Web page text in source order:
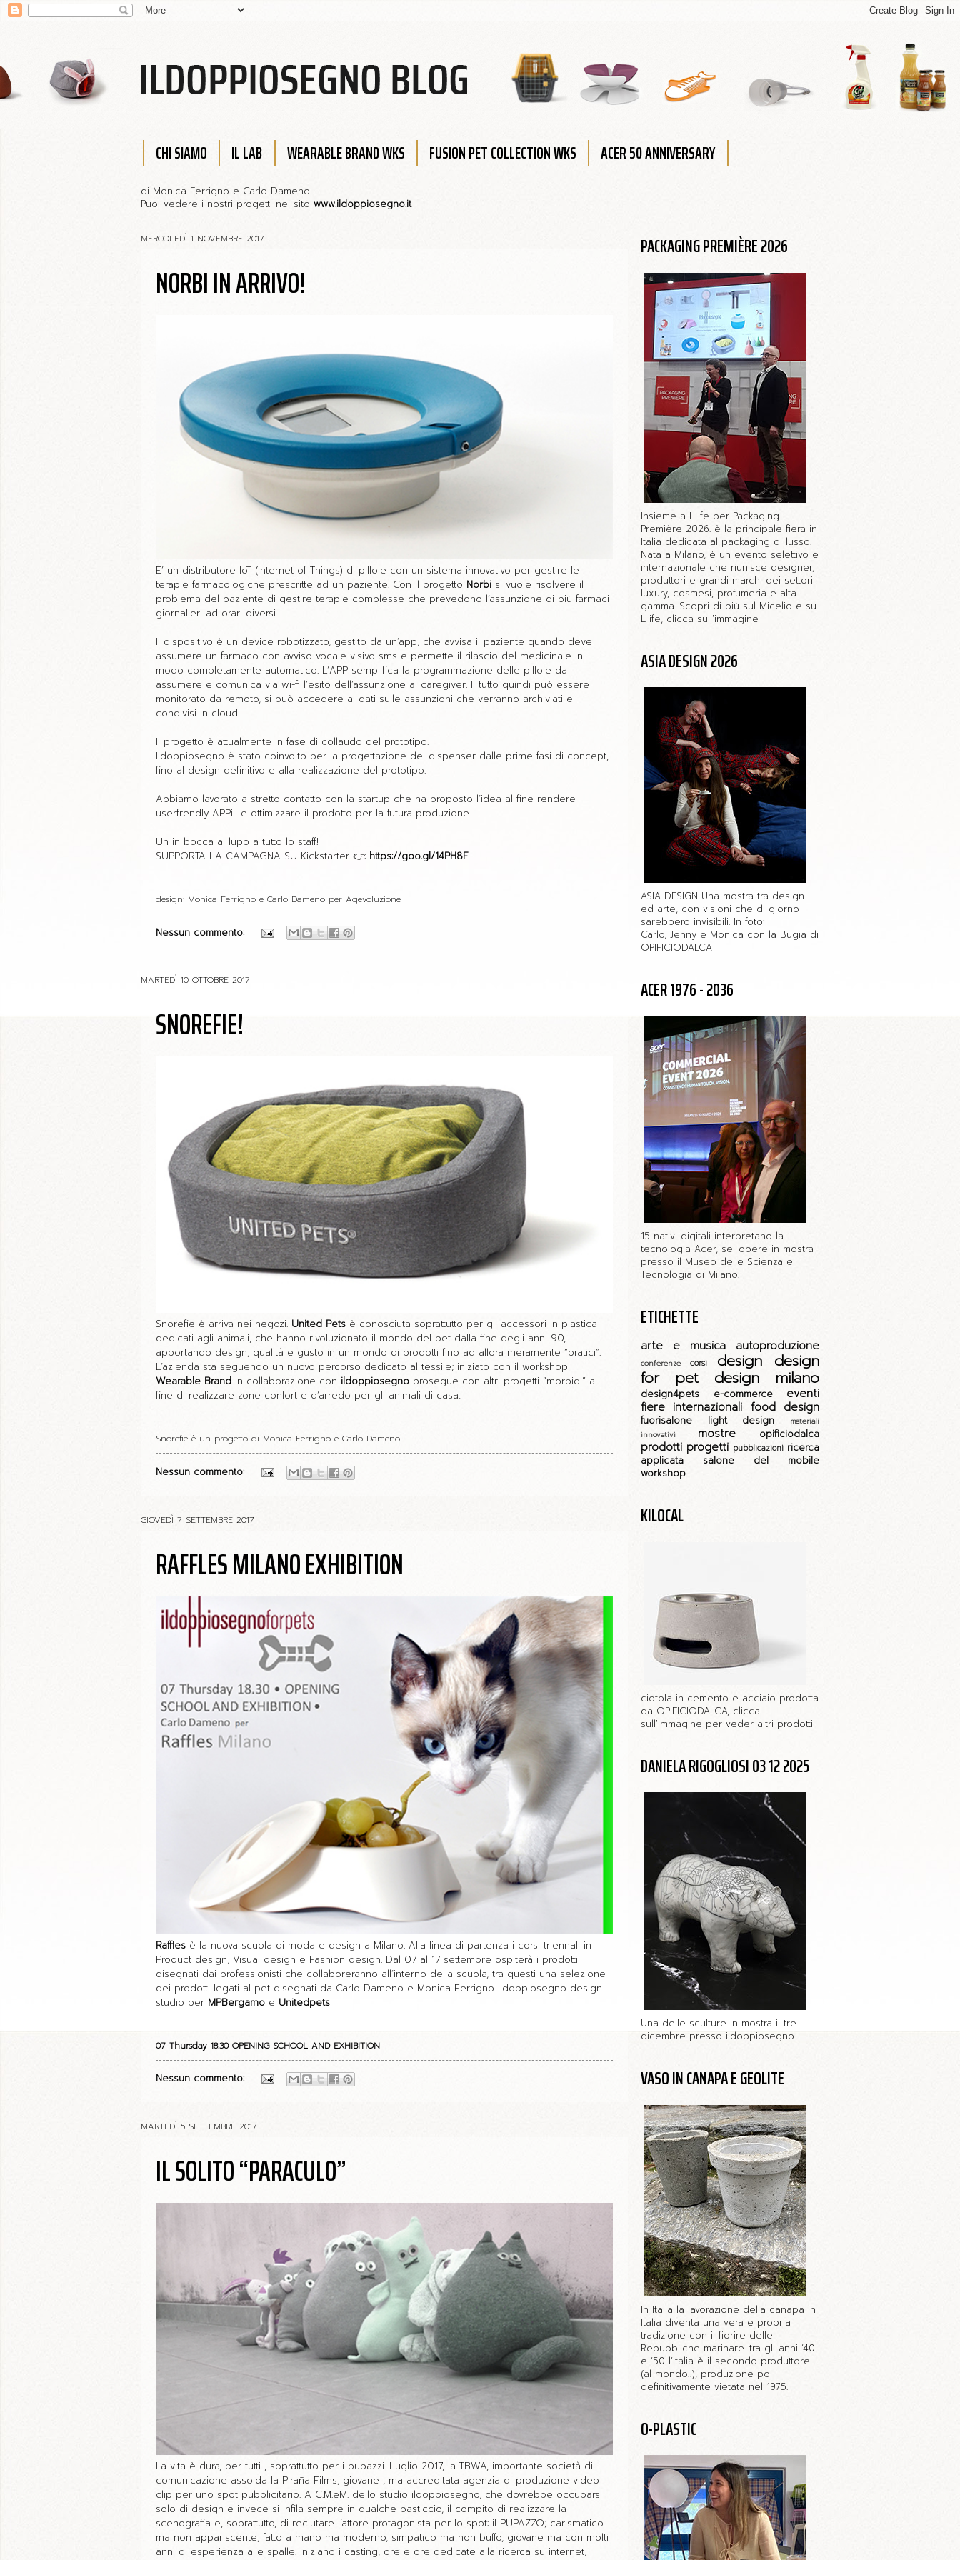
CHI SIAMO IL LAB WEARABLE BRAND WKS FUSION PET COLLECTION WKS ACER 50 ANNIVERSARY
di Monica Ferrigno e Carlo Dameno.
Puoi vedere i nostri progetti nel sito www.ildoppiosegno.it
MERCOLEDÌ 1 NOVEMBRE 2017
NORBI IN ARRIVO!
E’ un distributore IoT (Internet of Things) di pillole con un sistema innovativo per gestire le
terapie farmacologiche prescritte ad un paziente. Con il progetto Norbi si vuole risolvere il
problema del paziente di gestire terapie complesse che prevedono l’assunzione di più farmaci
giornalieri ad orari diversi
Il dispositivo è un device robotizzato, gestito da un’app, che avvisa il paziente quando deve
assumere un farmaco con avviso vocale-visivo-sms e permette il rilascio del medicinale in
modo completamente automatico. L’APP semplifica la programmazione delle pillole da
assumere e comunica via wi-fi l’esito dell’assunzione al caregiver. Il tutto quindi può essere
monitorato da remoto, si può accedere ai dati sulle assunzioni che verranno archiviati e
condivisi in cloud.
Il progetto è attualmente in fase di collaudo del prototipo.
Ildoppiosegno è stato coinvolto per la progettazione del dispenser dalle prime fasi di concept,
fino al design definitivo e alla realizzazione del prototipo.
Abbiamo lavorato a stretto contatto con la startup che ha proposto l’idea al fine rendere
userfrendly APPill e ottimizzare il prodotto per la futura produzione.
Un in bocca al lupo a tutto lo staff!
SUPPORTA LA CAMPAGNA SU Kickstarter 👉: https://goo.gl/14PH8F
design: Monica Ferrigno e Carlo Dameno per Agevoluzione
Nessun commento:
MARTEDÌ 10 OTTOBRE 2017
SNOREFIE!
Snorefie è arriva nei negozi. United Pets è conosciuta soprattutto per gli accessori in plastica
dedicati agli animali, che hanno rivoluzionato il mondo del pet dalla fine degli anni 90,
apportando design, qualità e gusto in un mondo di prodotti fino ad allora meramente “pratici”.
L’azienda sta seguendo un nuovo percorso dedicato al tessile; iniziato con il workshop
Wearable Brand in collaborazione con ildoppiosegno prosegue con altri progetti “morbidi” al
fine di realizzare zone confort e d’arredo per gli animali di casa..
Snorefie è un progetto di Monica Ferrigno e Carlo Dameno
Nessun commento:
GIOVEDÌ 7 SETTEMBRE 2017
RAFFLES MILANO EXHIBITION
Raffles è la nuova scuola di moda e design a Milano. Alla linea di partenza i corsi triennali in
Product design, Visual design e Fashion design. Dal 07 al 17 settembre ospiterà i prodotti
disegnati dai professionisti che collaboreranno all’interno della scuola, tra questi una selezione
dei prodotti legati al pet disegnati da Carlo Dameno e Monica Ferrigno ildoppiosegno design
studio per MPBergamo e Unitedpets
07 Thursday 18.30 OPENING SCHOOL AND EXHIBITION
Nessun commento:
MARTEDÌ 5 SETTEMBRE 2017
IL SOLITO “PARACULO”
La vita è dura, per tutti , soprattutto per i pupazzi. Luglio 2017, la TBWA, importante società di
comunicazione assolda la Piraña Films, giovane , ma accreditata agenzia di produzione video
clip per uno spot pubblicitario. A C.M.eM. dello studio ildoppiosegno, che dovrebbe occuparsi
solo di design e invece si infila sempre in qualche pasticcio, il compito di realizzare la
scenografia e, soprattutto, di reclutare l’attore protagonista per lo spot: il PUPAZZO; carismatico
ma non appariscente, fatto a mano ma moderno, simpatico ma non buffo, giovane ma con molti
anni di esperienza alle spalle. Iniziano i casting, ore e ore dedicate alla ricerca su internet,
PACKAGING PREMIÈRE 2026
Insieme a L-ife per Packaging
Première 2026. è la principale fiera in
Italia dedicata al packaging di lusso.
Nata a Milano, è un evento selettivo e
internazionale che riunisce designer,
produttori e grandi marchi dei settori
luxury, cosmesi, profumeria e alta
gamma. Scopri di più sul Micelio e su
L-ife, clicca sull'immagine
ASIA DESIGN 2026
ASIA DESIGN Una mostra tra design
ed arte, con visioni che di giorno
sarebbero invisibili. In foto:
Carlo, Jenny e Monica con la Bugia di
OPIFICIODALCA
ACER 1976 - 2036
15 nativi digitali interpretano la
tecnologia Acer, sei opere in mostra
presso il Museo delle Scienza e
Tecnologia di Milano.
ETICHETTE
arte e musica autoproduzione
conferenze corsi design design
for pet design milano
design4pets e-commerce eventi
fiere internazionali food design
fuorisalone light design
materiali
innovativi
mostre opificiodalca
prodotti progetti pubblicazioni ricerca
applicata
salone del mobile
workshop
KILOCAL
ciotola in cemento e acciaio prodotta
da OPIFICIODALCA, clicca
sull'immagine per veder altri prodotti
DANIELA RIGOGLIOSI 03 12 2025
Una delle sculture in mostra il tre
dicembre presso ildoppiosegno
VASO IN CANAPA E GEOLITE
In Italia la lavorazione della canapa in
Italia diventa una vera e propria
tradizione con il fiorire delle
Repubbliche marinare. tra gli anni ‘40
e ‘50 l’Italia è il secondo produttore
(al mondo!!), produzione poi
definitivamente vietata nel 1975.
O-PLASTIC